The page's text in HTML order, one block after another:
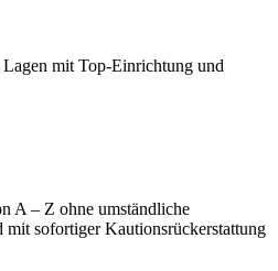
mit Top-Einrichtung und
A – Z ohne umständliche
sofortiger Kautionsrückerstattung